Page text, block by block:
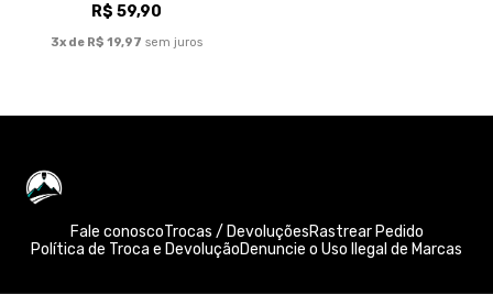
R$ 59,90
3x de R$ 19,97 sem juros
Fale conoscoTrocas / DevoluçõesRastrear Pedido
Política de Troca e DevoluçãoDenuncie o Uso Ilegal de Marcas